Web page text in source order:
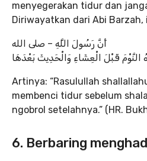
menyegerakan tidur dan
Diriwayatkan dari Abi Barzah,
أَنَّ رَسُولَ اللَّهِ – صلى الله
النَّوْمَ قَبْلَ الْعِشَاءِ وَالْحَدِيثَ بَعْدَهَا
Artinya: “Rasulullah
membenci tidur sebelum
ngobrol setelahnya.” (HR.
6. Berbaring